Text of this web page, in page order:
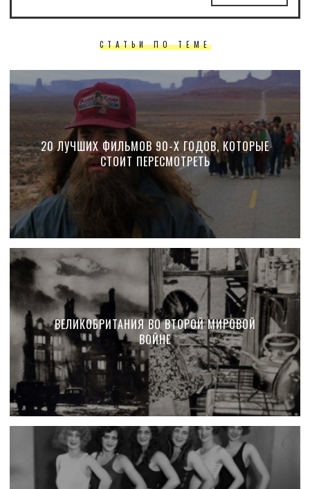
СТАТЬИ ПО ТЕМЕ
20 ЛУЧШИХ ФИЛЬМОВ 90-Х ГОДОВ, КОТОРЫЕ
СТОИТ ПЕРЕСМОТРЕТЬ
ВЕЛИКОБРИТАНИЯ ВО ВТОРОЙ МИРОВОЙ
ВОЙНЕ